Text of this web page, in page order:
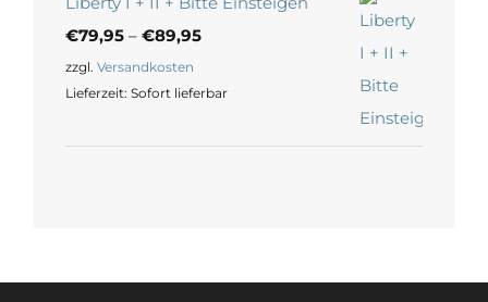
€79,95 – €89,95
zzgl. Versandkosten
Lieferzeit: Sofort lieferbar